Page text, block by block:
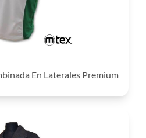
En Laterales Premium